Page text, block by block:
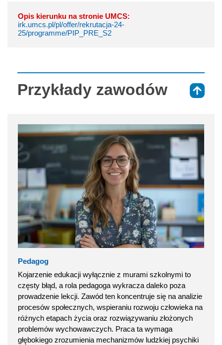
Opis kierunku na stronie UMCS:
irk.umcs.pl/pl/offer/rekrutacja-24-
25/programme/PIP_PRE_S2
Przykłady zawodów
Pedagog
Kojarzenie edukacji wyłącznie z murami szkolnymi to
częsty błąd, a rola pedagoga wykracza daleko poza
prowadzenie lekcji. Zawód ten koncentruje się na analizie
procesów społecznych, wspieraniu rozwoju człowieka na
różnych etapach życia oraz rozwiązywaniu złożonych
problemów wychowawczych. Praca ta wymaga
głębokiego zrozumienia mechanizmów ludzkiej psychiki